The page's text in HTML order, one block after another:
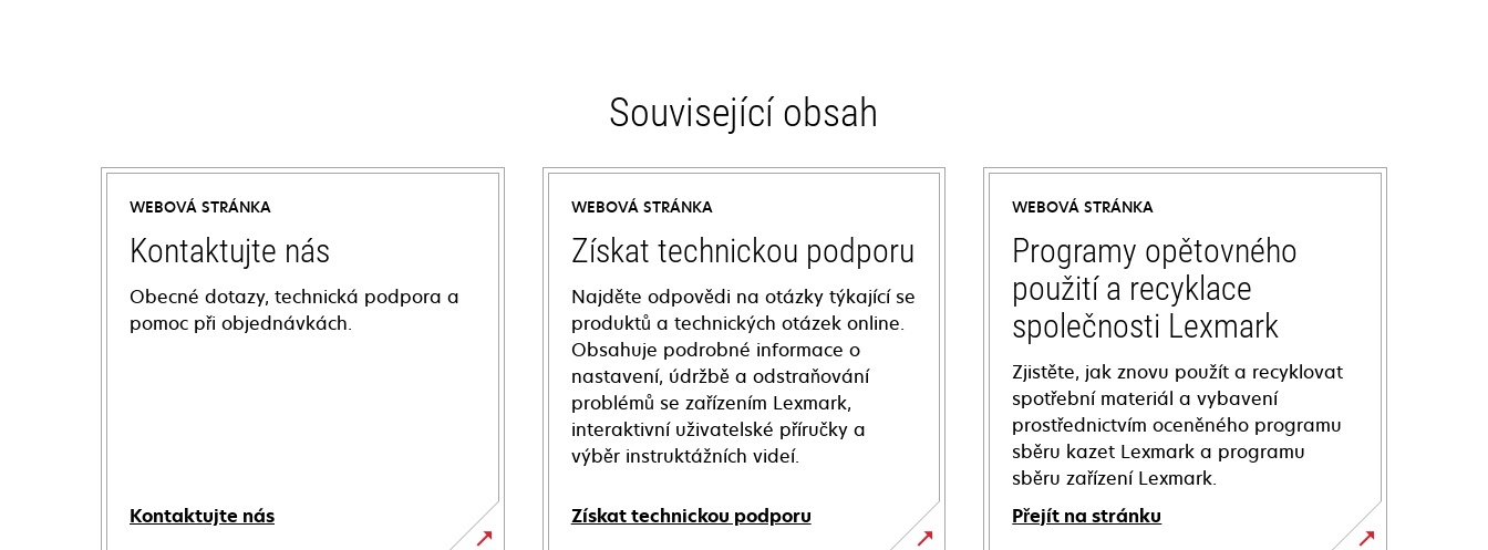
Související obsah
WEBOVÁ STRÁNKA
Kontaktujte nás
Obecné dotazy, technická podpora a
pomoc při objednávkách.
Kontaktujte nás
WEBOVÁ STRÁNKA
Získat technickou podporu
Najděte odpovědi na otázky týkající se
produktů a technických otázek online.
Obsahuje podrobné informace o
nastavení, údržbě a odstraňování
problémů se zařízením Lexmark,
interaktivní uživatelské příručky a
výběr instruktážních videí.
Získat technickou podporu
WEBOVÁ STRÁNKA
Programy opětovného
použití a recyklace
společnosti Lexmark
Zjistěte, jak znovu použít a recyklovat
spotřební materiál a vybavení
prostřednictvím oceněného programu
sběru kazet Lexmark a programu
sběru zařízení Lexmark.
Přejít na stránku